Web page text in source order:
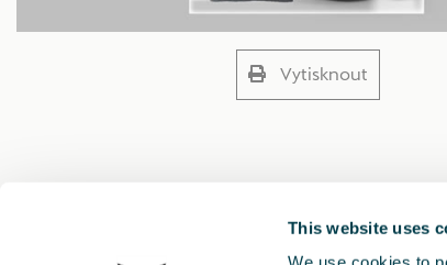
This website uses
Vytisknout